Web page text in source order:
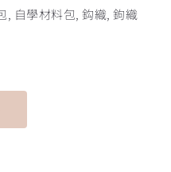
, 自學材料包, 鈎織, 鉤織